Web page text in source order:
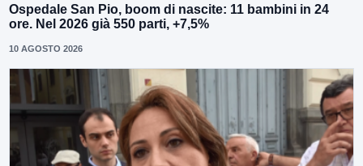
Ospedale San Pio, boom di nascite: 11 bambini in 24
ore. Nel 2026 già 550 parti, +7,5%
10 AGOSTO 2026